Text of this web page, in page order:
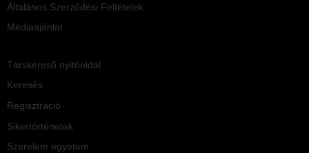
Általános Szerződési Feltételek
Médiaajánlat
Társkereső nyitóoldal
Keresés
Regisztráció
Sikertörténetek
Szerelem egyetem